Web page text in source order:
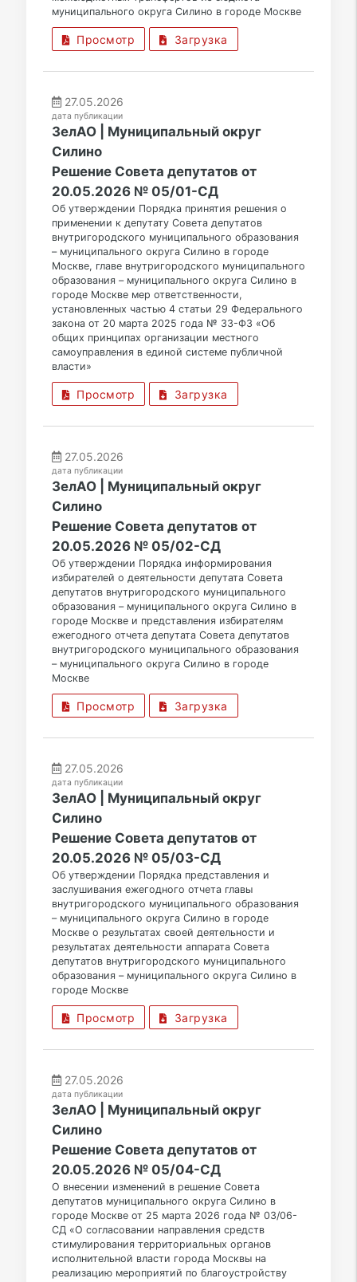
муниципального округа Силино в городе Москве
Просмотр Загрузка
27.05.2026
дата публикации
ЗелАО | Муниципальный округ
Силино
Решение Совета депутатов от
20.05.2026 № 05/01-СД
Об утверждении Порядка принятия решения о
применении к депутату Совета депутатов
внутригородского муниципального образования
– муниципального округа Силино в городе
Москве, главе внутригородского муниципального
образования – муниципального округа Силино в
городе Москве мер ответственности,
установленных частью 4 статьи 29 Федерального
закона от 20 марта 2025 года № 33-ФЗ «Об
общих принципах организации местного
самоуправления в единой системе публичной
власти»
Просмотр Загрузка
27.05.2026
дата публикации
ЗелАО | Муниципальный округ
Силино
Решение Совета депутатов от
20.05.2026 № 05/02-СД
Об утверждении Порядка информирования
избирателей о деятельности депутата Совета
депутатов внутригородского муниципального
образования – муниципального округа Силино в
городе Москве и представления избирателям
ежегодного отчета депутата Совета депутатов
внутригородского муниципального образования
– муниципального округа Силино в городе
Москве
Просмотр Загрузка
27.05.2026
дата публикации
ЗелАО | Муниципальный округ
Силино
Решение Совета депутатов от
20.05.2026 № 05/03-СД
Об утверждении Порядка представления и
заслушивания ежегодного отчета главы
внутригородского муниципального образования
– муниципального округа Силино в городе
Москве о результатах своей деятельности и
результатах деятельности аппарата Совета
депутатов внутригородского муниципального
образования – муниципального округа Силино в
городе Москве
Просмотр Загрузка
27.05.2026
дата публикации
ЗелАО | Муниципальный округ
Силино
Решение Совета депутатов от
20.05.2026 № 05/04-СД
О внесении изменений в решение Совета
депутатов муниципального округа Силино в
городе Москве от 25 марта 2026 года № 03/06-
СД «О согласовании направления средств
стимулирования территориальных органов
исполнительной власти города Москвы на
реализацию мероприятий по благоустройству